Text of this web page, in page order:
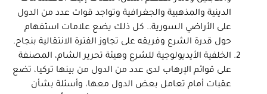
الدينية والمذهبية والجغرافية وتواجد قوات عدد من الدول
على الأراضي السورية.. كل ذلك يضع علامات استفهام
حول قدرة الشرع وفريقه على تجاوز الفترة الانتقالية بنجاح.
الخلفية الأيديولوجية للشرع وهيئة تحرير الشام، المصنفة
على قوائم الإرهاب لدى عدد من الدول من بينها تركيا، تضع
عقبات أمام تعامل بعض الدول معها، وأسئلة بشأن